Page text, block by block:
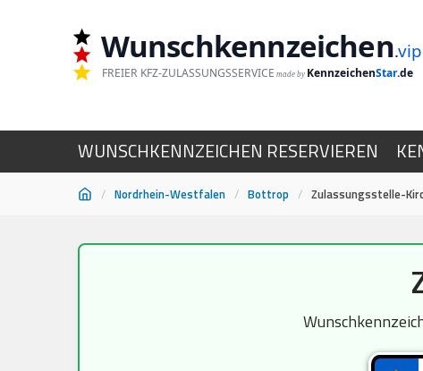
Wunschkennzeichen.vip
FREIER KFZ-ZULASSUNGSSERVICE made by KennzeichenStar.de
WUNSCHKENNZEICHEN RESERVIEREN
/ Nordrhein-Westfalen / Bottrop / Zulassungsstelle-